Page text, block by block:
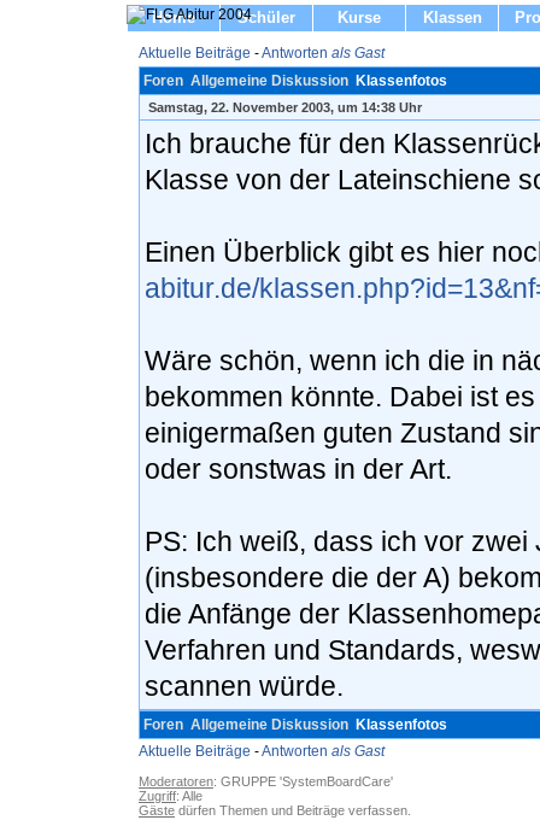
Home Schüler Kurse Klassen
Aktuelle Beiträge -Antworten als Gast
Foren Allgemeine Diskussion Klassenfotos
Samstag, 22. November 2003, um 14:38 Uhr
Ich brauche für den
Klasse von der Lateinschiene
Einen Überblick gibt es hier
abitur.de/
Wäre schön, wenn ich die in
bekommen könnte. Dabei ist
einigermaßen guten Zustand
oder sonstwas in der Art.
PS: Ich weiß, dass ich vor
(insbesondere die der A)
die Anfänge der
Verfahren und Standards,
scannen würde.
Foren Allgemeine Diskussion Klassenfotos
Aktuelle Beiträge -Antworten als Gast
Moderatoren: GRUPPE 'SystemBoardCare'
Zugriff: Alle
Gäste dürfen Themen und Beiträge verfassen.